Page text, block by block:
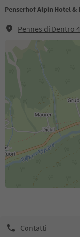
Penserhof Alpin Hotel &
Pennes di Dentro
Contatti